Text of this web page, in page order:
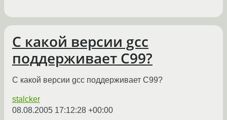
С какой версии gcc
поддерживает C99?
С какой версии gcc поддерживает C99?
stalcker
08.08.2005 17:12:28 +00:00